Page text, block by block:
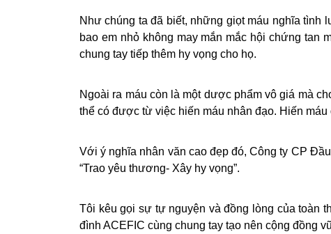
Như chúng ta đã biết, những giọt máu nghĩa tình
bao em nhỏ không may mắn mắc hội chứng tan
chung tay tiếp thêm hy vọng cho họ.
Ngoài ra máu còn là một dược phẩm vô giá mà
thể có được từ việc hiến máu nhân đạo. Hiến
Với ý nghĩa nhân văn cao đẹp đó, Công ty CP
“Trao yêu thương- Xây hy vọng”.
Tôi kêu gọi sự tự nguyện và đồng lòng của toàn
đình ACEFIC cùng chung tay tạo nên cộng đồng